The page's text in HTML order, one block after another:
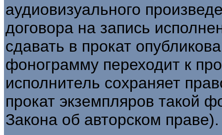
аудиовизуального
договора на запись
сдавать в прокат
фонограмму переходит к
исполнитель сохраняет
прокат экземпляров такой
Закона об авторском праве).